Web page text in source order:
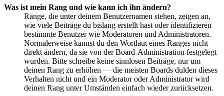
Was ist mein Rang und wie kann ich ihn ändern?
Ränge, die unter deinem Benutzernamen stehen, zeigen an,
wie viele Beiträge du bislang erstellt hast oder identifizieren
bestimmte Benutzer wie Moderatoren und Administratoren.
Normalerweise kannst du den Wortlaut eines Ranges nicht
direkt ändern, da sie von der Board-Administration festgelegt
wurden. Bitte schreibe keine sinnlosen Beiträge, nur um
deinen Rang zu erhöhen — die meisten Boards dulden dieses
Verhalten nicht und ein Moderator oder Administrator wird
deinen Rang unter Umständen einfach wieder zurücksetzen.